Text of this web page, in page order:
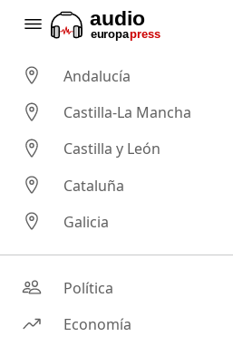
Andalucía
Castilla-La Mancha
Castilla y León
Cataluña
Galicia
Política
Economía